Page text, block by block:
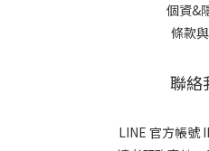
個資&
條款
聯絡
LINE 官方帳號